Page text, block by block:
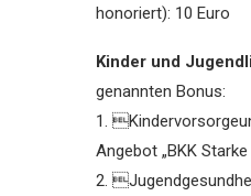
honoriert): 10 Euro
Kinder und
genannten Bonus:
1.
Angebot „BKK Starke
2.